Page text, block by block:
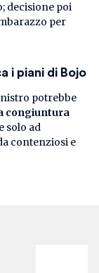
decisione poi
per
i piani di Bojo
potrebbe
congiuntura
solo ad
contenziosi e